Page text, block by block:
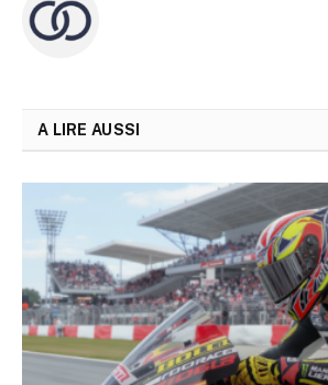
A LIRE AUSSI